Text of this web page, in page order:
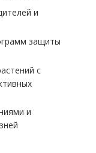
и
защиты
с
и